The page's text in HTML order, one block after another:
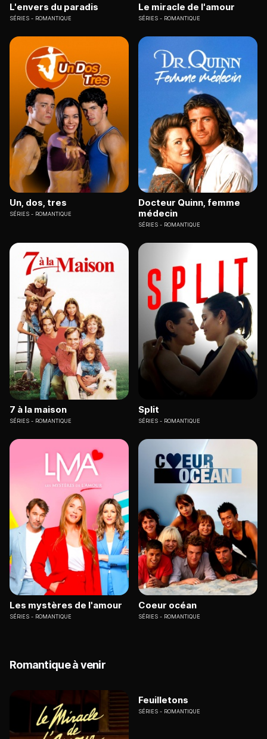
L'envers du paradis
SÉRIES ROMANTIQUE
Le miracle de l'amour
SÉRIES ROMANTIQUE
Un, dos, tres
SÉRIES ROMANTIQUE
Docteur Quinn, femme
médecin
SÉRIES ROMANTIQUE
7 à la maison
SÉRIES ROMANTIQUE
Split
SÉRIES ROMANTIQUE
Les mystères de l'amour
SÉRIES ROMANTIQUE
Coeur océan
SÉRIES ROMANTIQUE
Romantique à venir
Feuilletons
SÉRIES ROMANTIQUE